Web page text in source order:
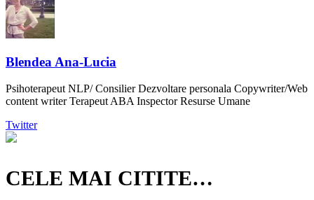
Blendea Ana-Lucia
Psihoterapeut NLP/ Consilier Dezvoltare personala Copywriter/Web
content writer Terapeut ABA Inspector Resurse Umane
Twitter
CELE MAI CITITE…